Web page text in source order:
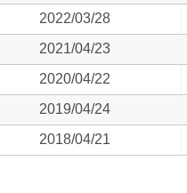
2022/03/28
2021/04/23
2020/04/22
2019/04/24
2018/04/21